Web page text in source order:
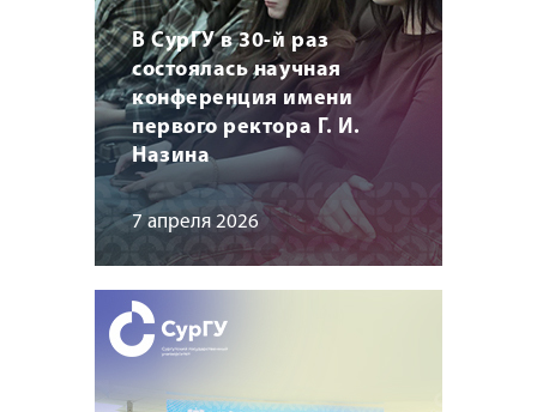
В СурГУ в 30-й раз
состоялась научная
конференция имени
первого ректора Г. И.
Назина
7 апреля 2026